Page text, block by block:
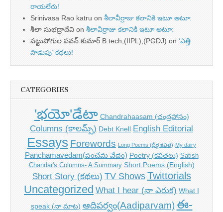
రాయలేరు!
Srinivasa Rao katru on శీలావీర్రాజు కలానికి ఇటూ అటూ:
శీలా సుభద్రాదేవి on శీలావీర్రాజు కలానికి ఇటూ అటూ:
పట్టుపోగుల పవన్ కుమార్ B.tech,(IIPL),(PGDJ) on ‘ఎత్తి
పొడుపు’ కథలు!
CATEGORIES
'భయో'డేటా Chandrahaasam (చంద్రహాసం)
Columns (కాలమ్స్) Debt Knell English Editorial
Essays Forewords Long Poems (ధీర్గ కవిత) My dairy
Panchamavedam(పంచమ వేదం) Poetry (కవితలు) Satish
Chandar's Columns- A Summary Short Poems (English)
Short Story (కథలు) TV Shows Twittorials
Uncategorized What I hear (నా ఎరుక) What I
speak (నా మాట) ఆదిపర్వం(Aadiparvam) ఈ-